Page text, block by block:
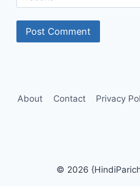
About Contact Privacy
© 2026